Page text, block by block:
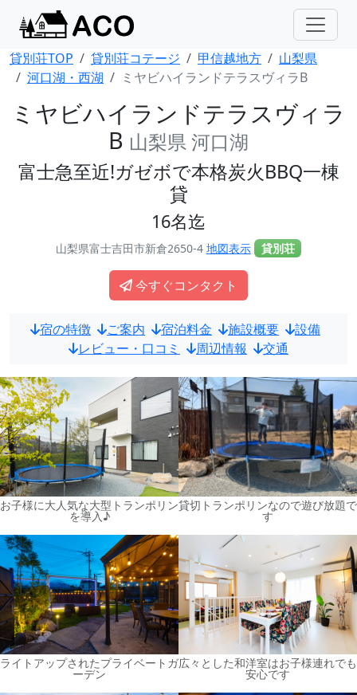
貸別荘TOP 貸別荘コテージ 甲信越地方
山梨県
河口湖・西湖
ミヤビハイランドテラスヴィラB
ミヤビハイランドテラスヴィラ
B 山梨県 河口湖
富士急至近!ガゼボで本格炭火BBQ一棟
貸
16名迄
山梨県富士吉田市新倉2650-4 地図表示 貸別荘
今すぐコンタクト
宿の特徴 ご案内 宿泊料金 施設概要
設備
レビュー・口コミ
周辺情報 交通
お子様に大人気な大型トランポリン
を導入♪
貸切トランポリンなので遊び放題で
す
ライトアップされたプライベートガ
ーデン
広々とした和洋室はお子様連れでも
安心です